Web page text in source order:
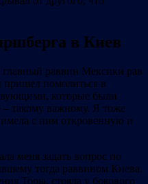
в Киев
раввин Мексики рав
пришел помолиться в
которые были
– такому важному. Я тоже
имела с ним откровенную и
меня задать вопрос по
тогда раввином Киева.
Торы, стояла у бокового